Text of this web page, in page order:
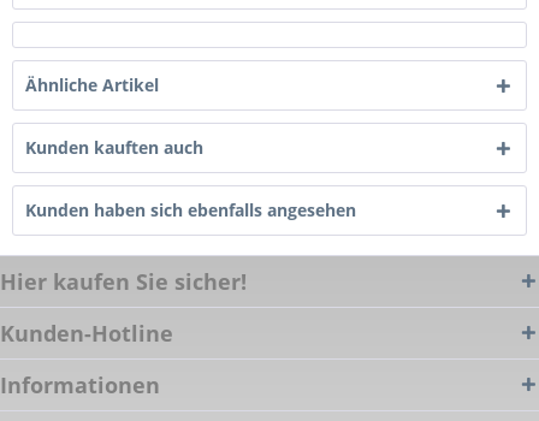
Ähnliche Artikel
Kunden kauften auch
Kunden haben sich ebenfalls angesehen
Hier kaufen Sie sicher!
Kunden-Hotline
Informationen